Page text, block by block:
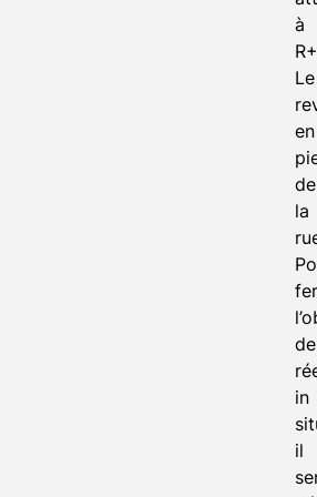
à
Le
en
de
la
de
in
il